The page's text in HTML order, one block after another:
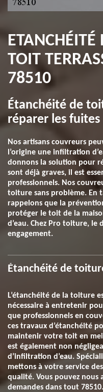
ETANCHÉITÉ
TOIT
78510
Étanchéité de
réparer les fuites
Nos artisans couvreurs
l’origine une infiltration
donnons la solution pour
sont déjà graves, il est
professionnels. Nos
toiture sans problème. En
rappelons que la
protéger le toit de la
d’eau. Chez Pro toiture, le
engagement.
Étanchéité de
L’étanchéité de la toiture
nécessaire à entretenir
que professionnels en
ces travaux d’étanchéité
maintenir votre toit en
est également non
d’infiltration d’eau.
mettons à votre service
qualité. Vous pouvez
demandes dans tout 78510.